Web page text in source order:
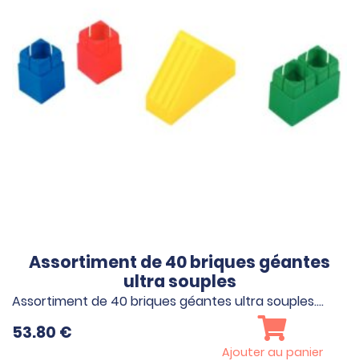
Assortiment de 40 briques géantes
ultra souples
Assortiment de 40 briques géantes ultra souples.…
53.80 €
Ajouter au panier